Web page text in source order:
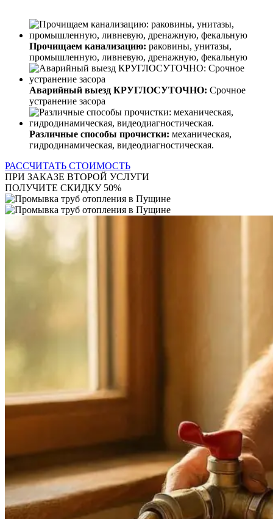
Прочищаем канализацию: раковины, унитазы,
промышленную, ливневую, дренажную, фекальную
Аварийный выезд КРУГЛОСУТОЧНО: Срочное
устранение засора
Различные способы прочистки: механическая,
гидродинамическая, видеодиагностическая.
РАССЧИТАТЬ СТОИМОСТЬ
ПРИ ЗАКАЗЕ ВТОРОЙ УСЛУГИ
ПОЛУЧИТЕ СКИДКУ 50%